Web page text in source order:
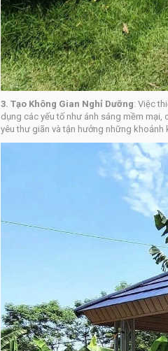
3. Tạo Không Gian Nghỉ Dưỡng: Việc
dụng các yếu tố như ánh sáng mềm mại,
yêu thư giãn và tận hưởng những khoảnh